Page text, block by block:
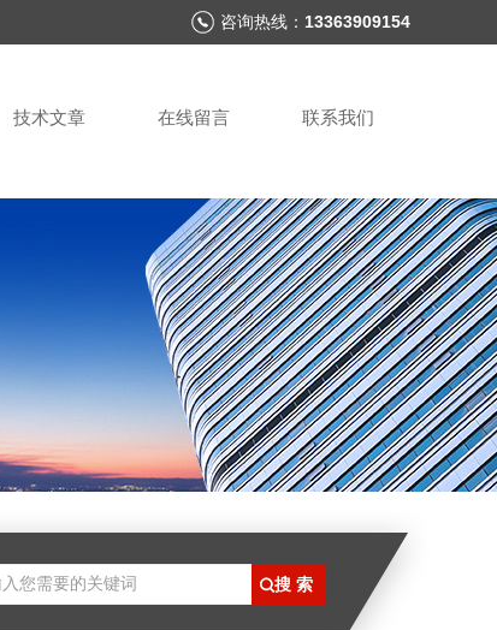
咨询热线： 13363909154
技术文章 在线留言 联系我们